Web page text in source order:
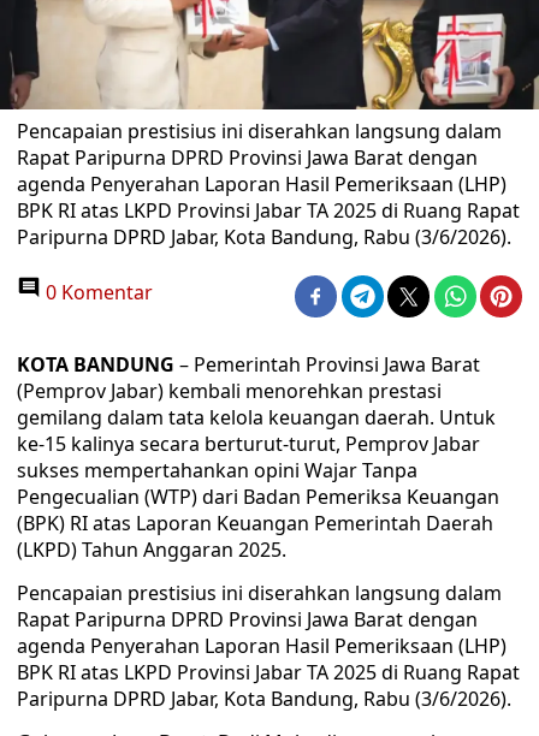
Pencapaian prestisius ini diserahkan langsung dalam
Rapat Paripurna DPRD Provinsi Jawa Barat dengan
agenda Penyerahan Laporan Hasil Pemeriksaan (LHP)
BPK RI atas LKPD Provinsi Jabar TA 2025 di Ruang Rapat
Paripurna DPRD Jabar, Kota Bandung, Rabu (3/6/2026).
0 Komentar
KOTA BANDUNG – Pemerintah Provinsi Jawa Barat
(Pemprov Jabar) kembali menorehkan prestasi
gemilang dalam tata kelola keuangan daerah. Untuk
ke-15 kalinya secara berturut-turut, Pemprov Jabar
sukses mempertahankan opini Wajar Tanpa
Pengecualian (WTP) dari Badan Pemeriksa Keuangan
(BPK) RI atas Laporan Keuangan Pemerintah Daerah
(LKPD) Tahun Anggaran 2025.
Pencapaian prestisius ini diserahkan langsung dalam
Rapat Paripurna DPRD Provinsi Jawa Barat dengan
agenda Penyerahan Laporan Hasil Pemeriksaan (LHP)
BPK RI atas LKPD Provinsi Jabar TA 2025 di Ruang Rapat
Paripurna DPRD Jabar, Kota Bandung, Rabu (3/6/2026).